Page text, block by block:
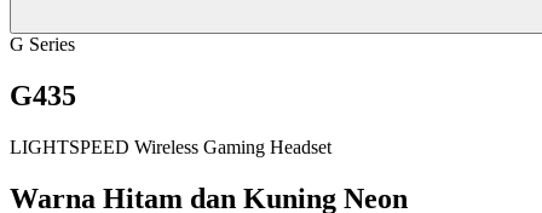
G Series
G435
LIGHTSPEED Wireless Gaming Headset
Warna Hitam dan Kuning Neon